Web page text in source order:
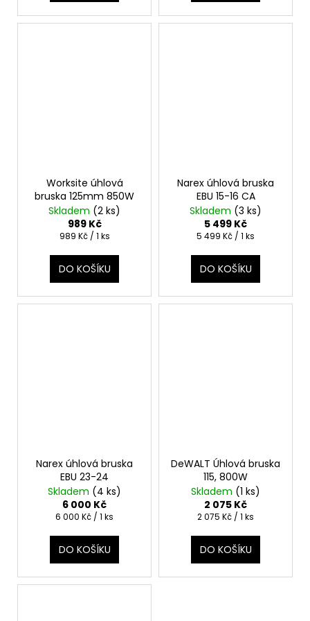
Worksite úhlová
bruska 125mm 850W
Skladem (2 ks)
989 Kč
Měrná
989 Kč / 1 ks
DO KOŠÍKU
Narex úhlová bruska
EBU 15-16 CA
Skladem (3 ks)
5 499 Kč
Měrná
5 499 Kč / 1 ks
DO KOŠÍKU
Narex úhlová bruska
EBU 23-24
Skladem (4 ks)
6 000 Kč
Měrná
6 000 Kč / 1 ks
DO KOŠÍKU
DeWALT Úhlová bruska
115, 800W
Skladem (1 ks)
2 075 Kč
Měrná
2 075 Kč / 1 ks
DO KOŠÍKU